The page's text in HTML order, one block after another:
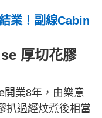
業！副線Cabin
厚切花膠
開業8年，由樂意
扒過經炆煮後相當